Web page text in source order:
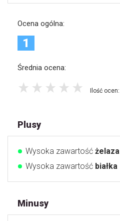
Ocena ogólna:
1
Średnia ocena:
Ilość ocen:
Plusy
Wysoka zawartość żelaza
Wysoka zawartość białka
Minusy